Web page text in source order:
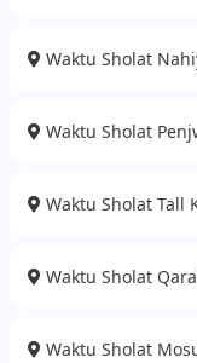
Waktu Sholat
Waktu Sholat
Waktu Sholat Tall
Waktu Sholat
Waktu Sholat